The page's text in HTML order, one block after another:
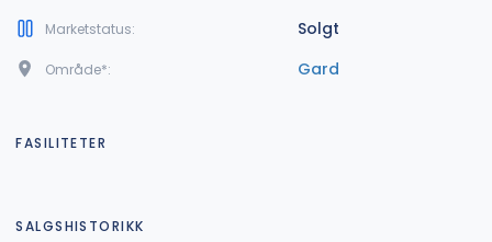
Marketstatus: Solgt
Område*: Gard
FASILITETER
SALGSHISTORIKK